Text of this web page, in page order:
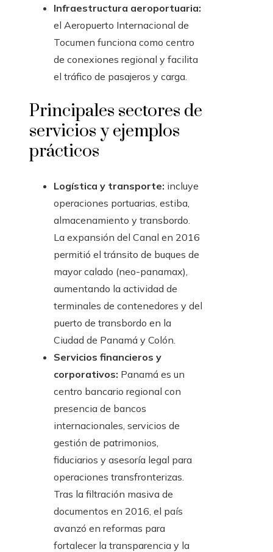
Infraestructura aeroportuaria:
el Aeropuerto Internacional de
Tocumen funciona como centro
de conexiones regional y facilita
el tráfico de pasajeros y carga.
Principales sectores de
servicios y ejemplos
prácticos
Logística y transporte: incluye
operaciones portuarias, estiba,
almacenamiento y transbordo.
La expansión del Canal en 2016
permitió el tránsito de buques de
mayor calado (neo-panamax),
aumentando la actividad de
terminales de contenedores y del
puerto de transbordo en la
Ciudad de Panamá y Colón.
Servicios financieros y
corporativos: Panamá es un
centro bancario regional con
presencia de bancos
internacionales, servicios de
gestión de patrimonios,
fiduciarios y asesoría legal para
operaciones transfronterizas.
Tras la filtración masiva de
documentos en 2016, el país
avanzó en reformas para
fortalecer la transparencia y la